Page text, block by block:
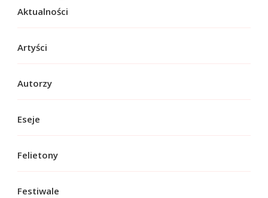
Aktualności
Artyści
Autorzy
Eseje
Felietony
Festiwale